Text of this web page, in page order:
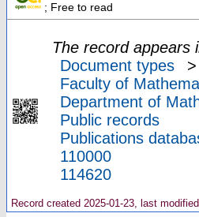
; Free to read
The record appears
Document types
>
Faculty of
Department of
Public records
Publications
110000
114620
Record created 2025-01-23, last